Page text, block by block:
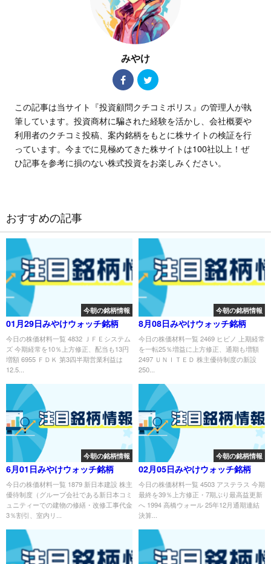
みやけ
この記事は当サイト『投資顧問クチコミポリス』の管理人が執
筆しています。投資商材に騙された経験を活かし、会社概要や
利用者のクチコミ投稿、案内銘柄をもとに株サイトの検証を行
っています。今までに見極めてきた株サイトは100社以上！ぜ
ひ記事を参考に損のない株式投資をお楽しみください。
おすすめの記事
今朝の銘柄情報
01月29日みやけウォッチ銘柄
今日の株価材料一覧 4832 ＪＦＥシステム
ズ 今期経常を10％上方修正、配当も13円
増額 6955 ＦＤＫ 第3四半期営業利益は
12.5...
今朝の銘柄情報
8月08日みやけウォッチ銘柄
今日の株価材料一覧 2469 ヒビノ 上期経常
を一転25％増益に上方修正、通期も増額
2497 ＵＮＩＴＥＤ 株主優待制度の新設
250...
今朝の銘柄情報
6月01日みやけウォッチ銘柄
今日の株価材料一覧 1879 新日本建設 株主
優待制度（グループ会社である新日本コミ
ュニティーでの建物の修繕・改修工事代金
3％割引、室内リ...
今朝の銘柄情報
02月05日みやけウォッチ銘柄
今日の株価材料一覧 4503 アステラス 今期
最終を39％上方修正・7期ぶり最高益更新
へ 1994 高橋ウォール 25年12月通期連結
決算...